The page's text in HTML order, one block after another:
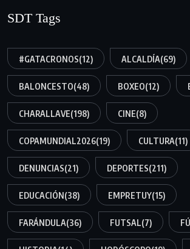
SDT Tags
#GATACRONOS(12) ALCALDÍA(69)
BALONCESTO(48) BOXEO(12)
CHARALLAVE(198) CINE(8)
COPAMUNDIAL2026(19) CULTURA(11)
DENUNCIAS(21) DEPORTES(211)
EDUCACIÓN(38) EMPRETUY(15)
FARÁNDULA(36) FUTSAL(7)